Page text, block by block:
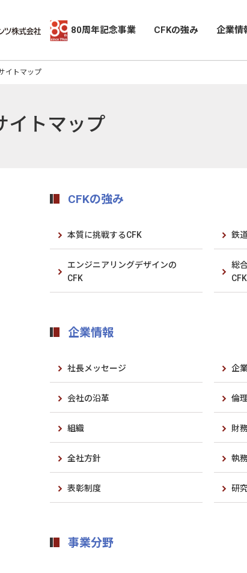
80周年記念事業 CFKの強み 企業情
イトマップ
イトマップ
CFKの強み
本質に挑戦するCFK 鉄
エンジニアリングデザインの
CFK
総
CFK
企業情報
社長メッセージ 企
会社の沿革 倫
組織 財
全社方針 執
表彰制度 研
事業分野